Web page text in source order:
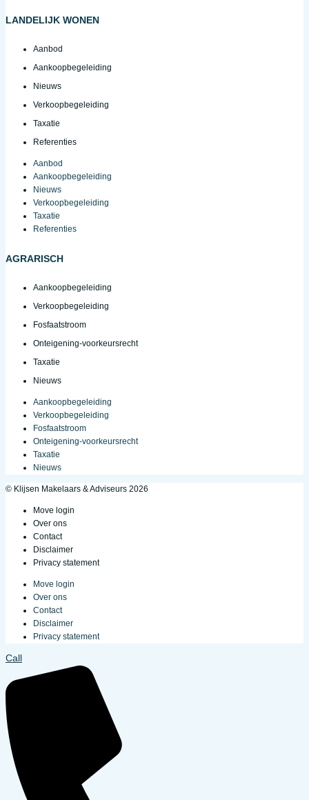
LANDELIJK WONEN
Aanbod
Aankoopbegeleiding
Nieuws
Verkoopbegeleiding
Taxatie
Referenties
Aanbod
Aankoopbegeleiding
Nieuws
Verkoopbegeleiding
Taxatie
Referenties
AGRARISCH
Aankoopbegeleiding
Verkoopbegeleiding
Fosfaatstroom
Onteigening-voorkeursrecht
Taxatie
Nieuws
Aankoopbegeleiding
Verkoopbegeleiding
Fosfaatstroom
Onteigening-voorkeursrecht
Taxatie
Nieuws
© Klijsen Makelaars & Adviseurs 2026
Move login
Over ons
Contact
Disclaimer
Privacy statement
Move login
Over ons
Contact
Disclaimer
Privacy statement
Call